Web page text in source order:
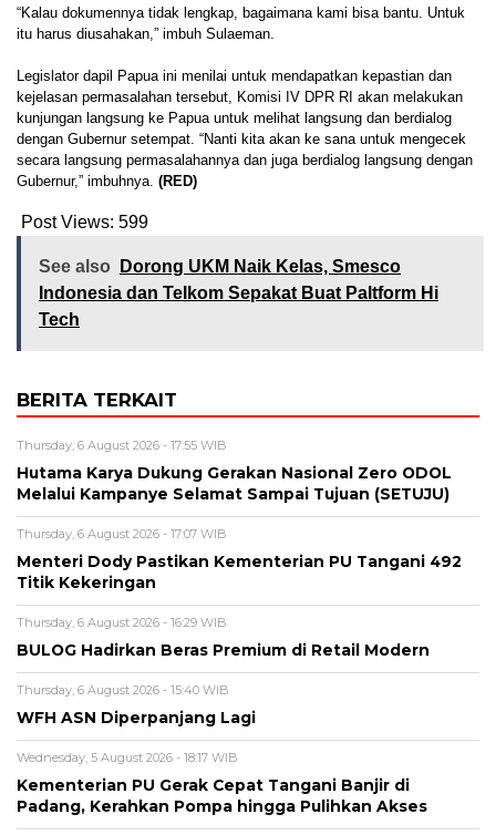
“Kalau dokumennya tidak lengkap, bagaimana kami bisa bantu. Untuk
itu harus diusahakan,” imbuh Sulaeman.
Legislator dapil Papua ini menilai untuk mendapatkan kepastian dan
kejelasan permasalahan tersebut, Komisi IV DPR RI akan melakukan
kunjungan langsung ke Papua untuk melihat langsung dan berdialog
dengan Gubernur setempat. “Nanti kita akan ke sana untuk mengecek
secara langsung permasalahannya dan juga berdialog langsung dengan
Gubernur,” imbuhnya. (RED)
Post Views: 599
See also
Dorong UKM Naik Kelas, Smesco
Indonesia dan Telkom Sepakat Buat Paltform Hi
Tech
BERITA TERKAIT
Thursday, 6 August 2026 - 17:55 WIB
Hutama Karya Dukung Gerakan Nasional Zero ODOL
Melalui Kampanye Selamat Sampai Tujuan (SETUJU)
Thursday, 6 August 2026 - 17:07 WIB
Menteri Dody Pastikan Kementerian PU Tangani 492
Titik Kekeringan
Thursday, 6 August 2026 - 16:29 WIB
BULOG Hadirkan Beras Premium di Retail Modern
Thursday, 6 August 2026 - 15:40 WIB
WFH ASN Diperpanjang Lagi
Wednesday, 5 August 2026 - 18:17 WIB
Kementerian PU Gerak Cepat Tangani Banjir di
Padang, Kerahkan Pompa hingga Pulihkan Akses